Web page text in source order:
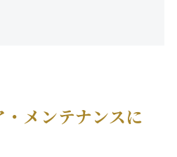
・メンテナンスに